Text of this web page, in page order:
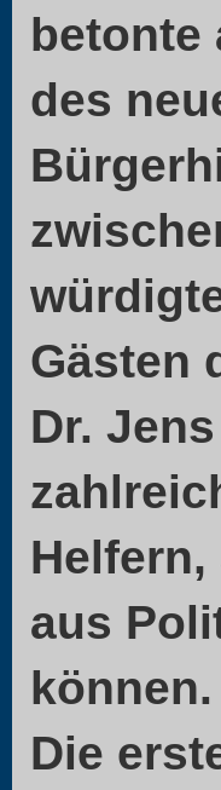
betonte
des
Gästen
Dr.
aus
können.
Die